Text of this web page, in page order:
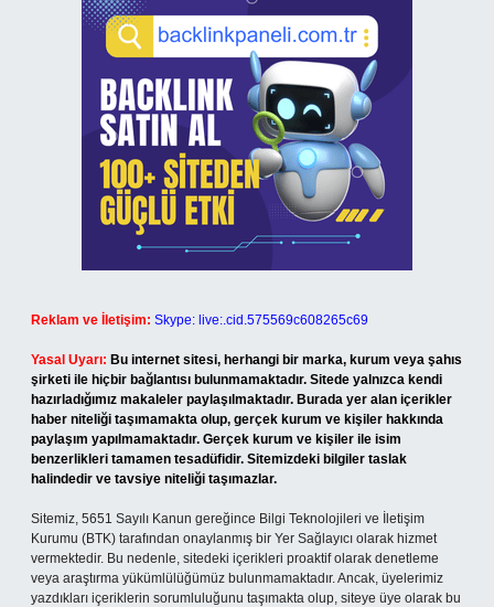
Reklam ve İletişim: Skype: live:.cid.575569c608265c69
Yasal Uyarı: Bu internet sitesi, herhangi bir marka, kurum veya şahıs
şirketi ile hiçbir bağlantısı bulunmamaktadır. Sitede yalnızca kendi
hazırladığımız makaleler paylaşılmaktadır. Burada yer alan içerikler
haber niteliği taşımamakta olup, gerçek kurum ve kişiler hakkında
paylaşım yapılmamaktadır. Gerçek kurum ve kişiler ile isim
benzerlikleri tamamen tesadüfidir. Sitemizdeki bilgiler taslak
halindedir ve tavsiye niteliği taşımazlar.
Sitemiz, 5651 Sayılı Kanun gereğince Bilgi Teknolojileri ve İletişim
Kurumu (BTK) tarafından onaylanmış bir Yer Sağlayıcı olarak hizmet
vermektedir. Bu nedenle, sitedeki içerikleri proaktif olarak denetleme
veya araştırma yükümlülüğümüz bulunmamaktadır. Ancak, üyelerimiz
yazdıkları içeriklerin sorumluluğunu taşımakta olup, siteye üye olarak bu